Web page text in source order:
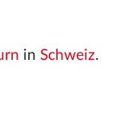
in Schweiz.